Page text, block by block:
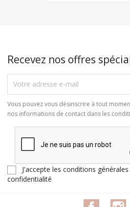
Recevez nos offres
Vous pouvez vous désinscrire à tout
nos informations de contact dans les
J'accepte les conditions
confidentialité
Facebook